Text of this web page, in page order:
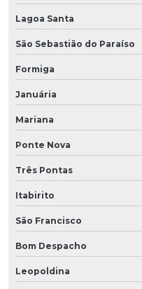
Lagoa Santa
São Sebastião do Paraíso
Formiga
Januária
Mariana
Ponte Nova
Três Pontas
Itabirito
São Francisco
Bom Despacho
Leopoldina